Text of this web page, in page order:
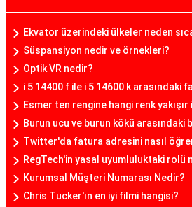
Ekvator üzerindeki ülkeler neden
Süspansiyon nedir ve örnekleri?
Optik VR nedir?
i 5 14400 f ile i 5 14600 k arasındaki
Esmer ten rengine hangi renk
Burun ucu ve burun kökü arasındaki
Twitter'da fatura adresini nasıl
RegTech'in yasal uyumluluktaki rolü
Kurumsal Müşteri Numarası Nedir?
Chris Tucker'ın en iyi filmi hangisi?